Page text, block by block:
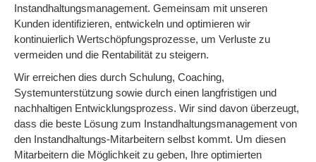
Instandhaltungsmanagement. Gemeinsam mit unseren
Kunden identifizieren, entwickeln und optimieren wir
kontinuierlich Wertschöpfungsprozesse, um Verluste zu
vermeiden und die Rentabilität zu steigern.
Wir erreichen dies durch Schulung, Coaching,
Systemunterstützung sowie durch einen langfristigen und
nachhaltigen Entwicklungsprozess. Wir sind davon überzeugt,
dass die beste Lösung zum Instandhaltungsmanagement von
den Instandhaltungs-Mitarbeitern selbst kommt. Um diesen
Mitarbeitern die Möglichkeit zu geben, Ihre optimierten